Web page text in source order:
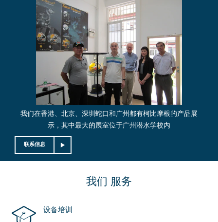
我们在香港、北京、深圳蛇口和广州都有柯比摩根的产品展
示，其中最大的展室位于广州潜水学校内
联系信息
我们 服务
设备培训